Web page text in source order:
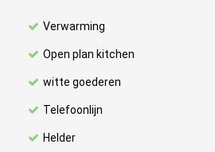
Verwarming
Open plan kitchen
witte goederen
Telefoonlijn
Helder